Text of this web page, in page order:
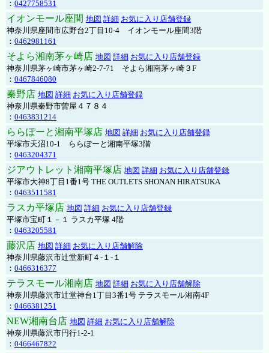
： 0427758531
イオンモール座間 地図 詳細 お気に入り店舗登録
神奈川県座間市広野台2丁目10-4 イオンモール座間3階
： 0462981161
そよら湘南茅ヶ崎店 地図 詳細 お気に入り店舗登録
神奈川県茅ヶ崎市茅ヶ崎2‐7‐71 そよら湘南茅ヶ崎３F
： 0467846080
秦野店 地図 詳細 お気に入り店舗登録
神奈川県秦野市曽屋４７８４
： 0463831214
ららぽーと湘南平塚店 地図 詳細 お気に入り店舗登録
平塚市天沼10-1 ららぽーと湘南平塚3階
： 0463204371
ジアウトレット湘南平塚店 地図 詳細 お気に入り店舗登録
平塚市大神8丁目1番1号 THE OUTLETS SHONAN HIRATSUKA
： 0463511581
ラスカ平塚店 地図 詳細 お気に入り店舗登録
平塚市宝町１－１ ラスカ平塚 4階
： 0463205581
藤沢店 地図 詳細 お気に入り店舗解除
神奈川県藤沢市辻堂新町４-１-１
： 0466316377
テラスモール湘南店 地図 詳細 お気に入り店舗解除
神奈川県藤沢市辻堂神台1丁目3番1号 テラスモール湘南4F
： 0466381251
NEW湘南台店 地図 詳細 お気に入り店舗解除
神奈川県藤沢市円行1-2-1
： 0466467822